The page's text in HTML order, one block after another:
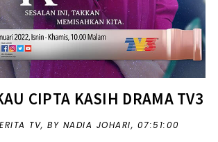
CIPTA KASIH DRAMA TV3
TV, BY NADIA JOHARI, 07:51:00